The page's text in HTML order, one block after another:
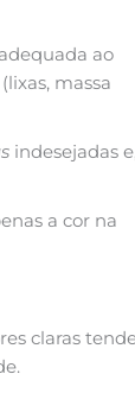
ao
(lixas, massa
indesejadas
a cor na
claras